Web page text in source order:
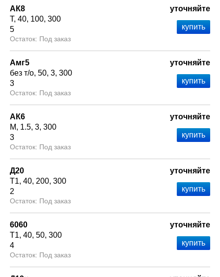
АК8
Т 40 100 300
5
Под заказ
уточняйте
Амг5
без т/о 50 3 300
3
Под заказ
уточняйте
АК6
М
1.5 3 300
3
Под заказ
уточняйте
Д20
Т1 40 200 300
2
Под заказ
уточняйте
6060
Т1 40 50 300
4
Под заказ
уточняйте